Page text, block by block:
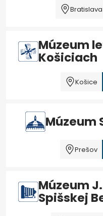
Bratislava
Múzeum
Košiciach
Košice
Múzeum
Prešov
Múzeum
Spišskej